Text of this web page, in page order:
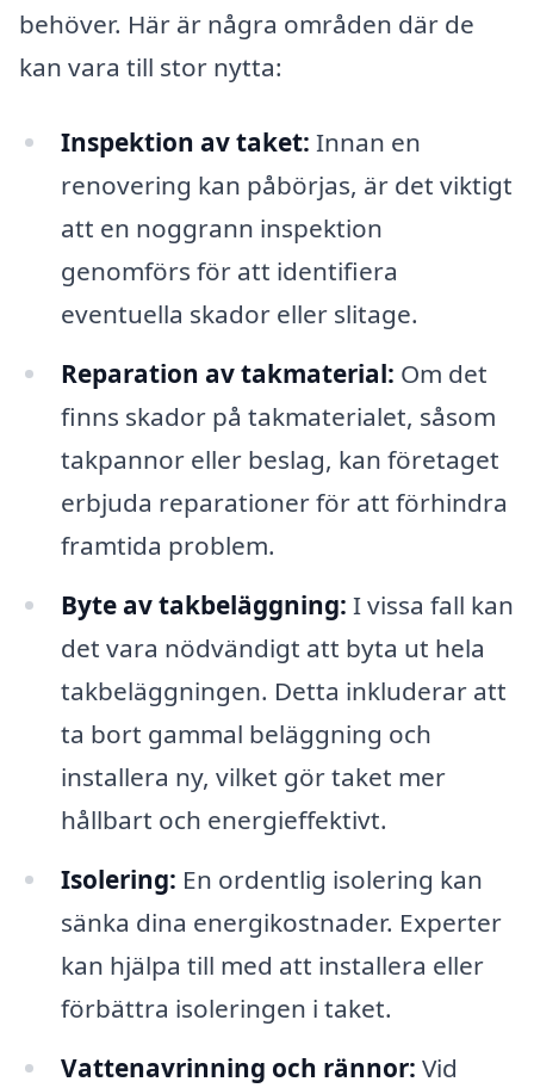
behöver. Här är några områden där de
kan vara till stor nytta:
Inspektion av taket: Innan en
renovering kan påbörjas, är det viktigt
att en noggrann inspektion
genomförs för att identifiera
eventuella skador eller slitage.
Reparation av takmaterial: Om det
finns skador på takmaterialet, såsom
takpannor eller beslag, kan företaget
erbjuda reparationer för att förhindra
framtida problem.
Byte av takbeläggning: I vissa fall kan
det vara nödvändigt att byta ut hela
takbeläggningen. Detta inkluderar att
ta bort gammal beläggning och
installera ny, vilket gör taket mer
hållbart och energieffektivt.
Isolering: En ordentlig isolering kan
sänka dina energikostnader. Experter
kan hjälpa till med att installera eller
förbättra isoleringen i taket.
Vattenavrinning och rännor: Vid